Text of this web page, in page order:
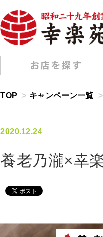
TOP キャンペーン一覧
2020.12.24
養老乃瀧×幸